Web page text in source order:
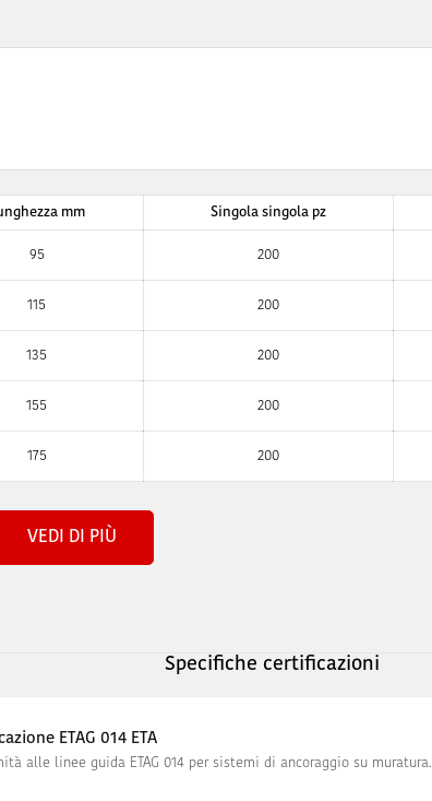
mm Singola singola pz
95 200
115 200
135 200
155 200
175 200
VEDI DI PIÙ
Specifiche certificazioni
ETAG 014 ETA
alle linee guida ETAG 014 per sistemi di ancoraggio su muratura.